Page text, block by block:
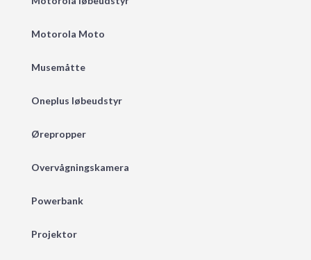
Motorola Moto
Musemåtte
Oneplus løbeudstyr
Ørepropper
Overvågningskamera
Powerbank
Projektor